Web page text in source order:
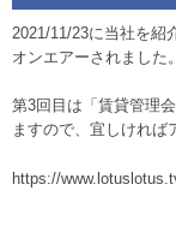
2021/11/23に当社を紹
オンエアーされました。
第3回目は「賃貸管理
ますので、宜しければ
https://